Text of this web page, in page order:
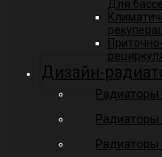
Для
Дизайн-
Радиаторы
Радиаторы
Радиаторы